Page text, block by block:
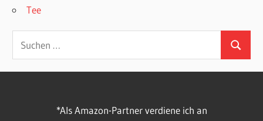
Tee
Suchen
nach:
Suchen
*Als Amazon-Partner verdiene ich an